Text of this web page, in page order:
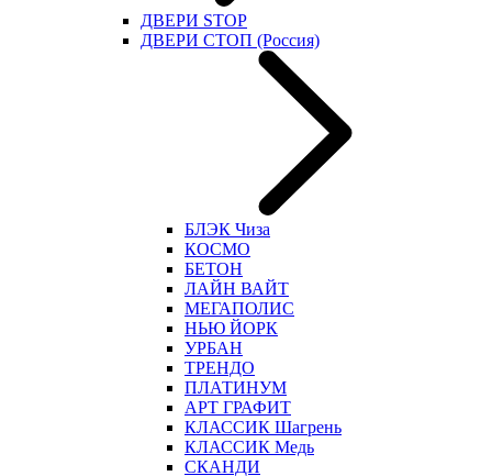
ДВЕРИ STOP
ДВЕРИ СТОП (Россия)
БЛЭК Чиза
КОСМО
БЕТОН
ЛАЙН ВАЙТ
МЕГАПОЛИС
НЬЮ ЙОРК
УРБАН
ТРЕНДО
ПЛАТИНУМ
АРТ ГРАФИТ
КЛАССИК Шагрень
КЛАССИК Медь
СКАНДИ